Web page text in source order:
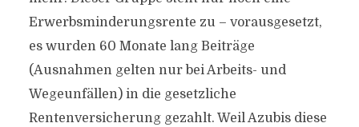
Erwerbsminderungsrente zu – vorausgesetzt,
es wurden 60 Monate lang Beiträge
(Ausnahmen gelten nur bei Arbeits- und
Wegeunfällen) in die gesetzliche
Rentenversicherung gezahlt. Weil Azubis diese